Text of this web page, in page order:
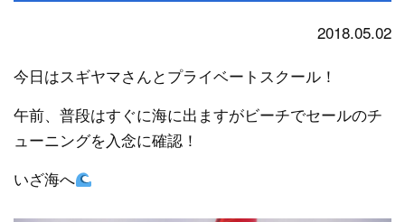
2018.05.02
今日はスギヤマさんとプライベートスクール！
午前、普段はすぐに海に出ますがビーチでセールのチ
ューニングを入念に確認！
いざ海へ